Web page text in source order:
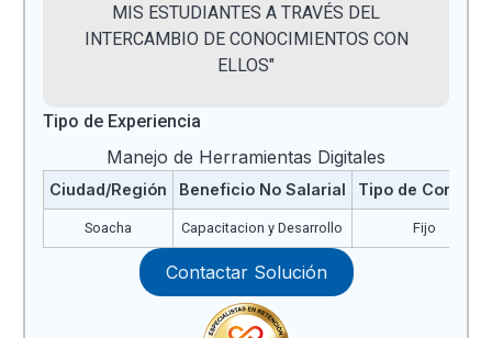
MIS ESTUDIANTES A TRAVÉS DEL
INTERCAMBIO DE CONOCIMIENTOS CON
ELLOS"
Tipo de Experiencia
Manejo de Herramientas Digitales
Ciudad/Región Beneficio No Salarial Tipo de Contrato
Soacha Capacitacion y Desarrollo Fijo
Contactar Solución